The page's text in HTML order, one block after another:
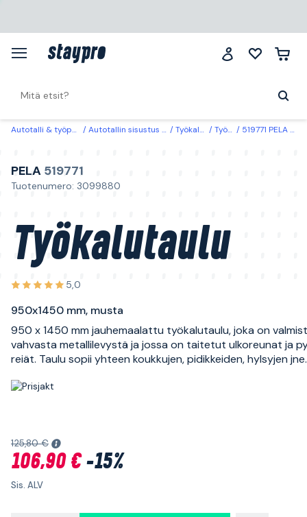
Autotalli & työpaikka Autotallin sisustus & säilytys Työkalusäilytys Työkalutaulut 519771 PELA Työkalutaulu 950x1450 mm, musta
PELA 519771
Tuotenumero: 3099880
Työkalutaulu
5,0
950x1450 mm, musta
950 x 1450 mm jauhemaalattu työkalutaulu, joka on
vahvasta metallilevystä ja jossa on taitetut ulkoreunat ja
reiät. Taulu sopii yhteen koukkujen, pidikkeiden, hylsyjen
125,80 €
106,90 €-15%
Sis. ALV